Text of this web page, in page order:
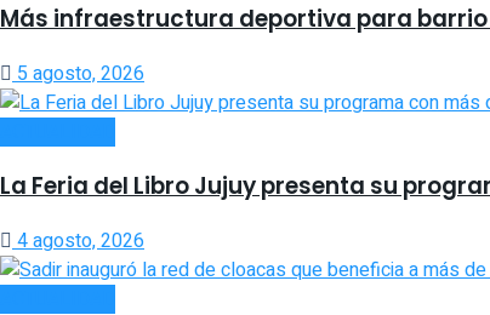
Más infraestructura deportiva para
5 agosto, 2026
La Feria del Libro Jujuy presenta su
4 agosto, 2026